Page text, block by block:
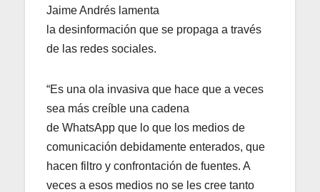
Jaime Andrés lamenta
la desinformación que se propaga a través
de las redes sociales.
“Es una ola invasiva que hace que a veces
sea más creíble una cadena
de WhatsApp que lo que los medios de
comunicación debidamente enterados, que
hacen filtro y confrontación de fuentes. A
veces a esos medios no se les cree tanto